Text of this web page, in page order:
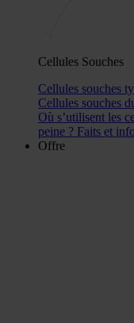
Cellules Souches
Cellules souches
Cellules souches
Où s’utilisent les
peine ? Faits et
Offre